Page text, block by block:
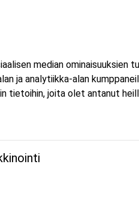
Voit osallistua
sen omasta
median ominaisuuksien
ja analytiikka-alan
tietoihin, joita olet antanut